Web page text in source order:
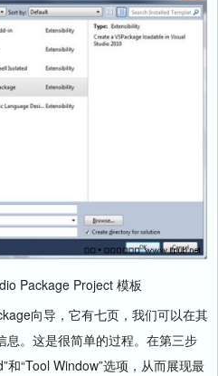
Package Project 模板
向导，它有七页，我们可以在其
。这是很简单的过程。在第三步
和“Tool Window”选项，从而展现最